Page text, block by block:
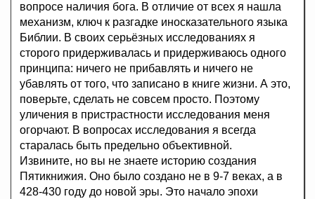
вопросе наличия бога. В отличие от всех я нашла
механизм, ключ к разгадке иносказательного языка
Библии. В своих серьёзных исследованиях я
сторого придерживалась и придерживаюсь одного
принципа: ничего не прибавлять и ничего не
убавлять от того, что записано в книге жизни. А это,
поверьте, сделать не совсем просто. Поэтому
уличения в пристрастности исследования меня
огорчают. В вопросах исследования я всегда
старалась быть предельно объективной.
Извините, но вы не знаете историю создания
Пятикнижия. Оно было создано не в 9-7 веках, а в
428-430 году до новой эры. Это начало эпохи